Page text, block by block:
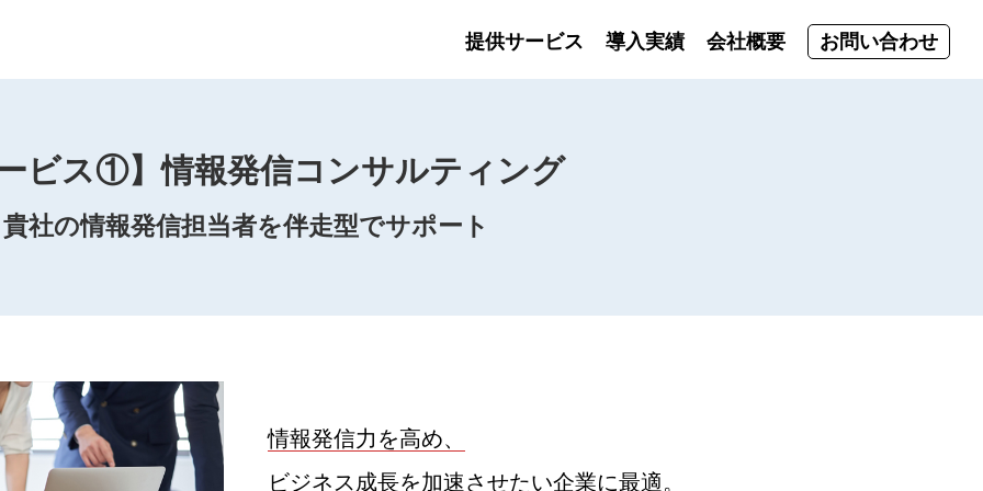
提供サービス 導入実績 会社概要 お問い合わせ
ビス①】情報発信コンサルティング
貴社の情報発信担当者を伴走型でサポート
情報発信力を高め、
ビジネス成長を加速させたい企業に最適。